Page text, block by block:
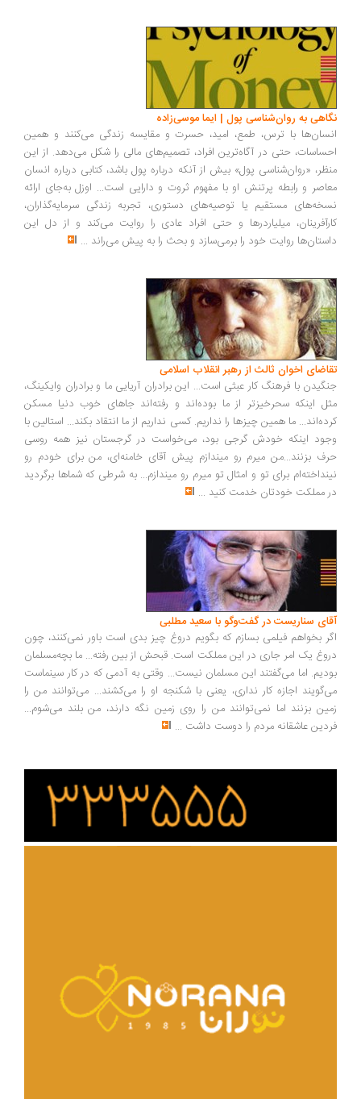
نگاهی به روان‌شناسی پول | ایما موسی‌زاده
انسان‌ها با ترس، طمع، امید، حسرت و مقایسه زندگی می‌کنند و همین
احساسات، حتی در آگاه‌ترین افراد، تصمیم‌های مالی را شکل می‌دهد. از این
منظر، «روان‌شناسی پول» بیش از آنکه درباره پول باشد، کتابی درباره انسان
معاصر و رابطه پرتنش او با مفهوم ثروت و دارایی است... اوزل به‌جای ارائه
نسخه‌های مستقیم یا توصیه‌های دستوری، تجربه زندگی سرمایه‌گذاران،
کارآفرینان، میلیاردرها و حتی افراد عادی را روایت می‌کند و از دل این
داستان‌ها روایت خود را برمی‌سازد و بحث را به پیش می‌راند ...
تقاضای اخوان ثالث از رهبر انقلاب اسلامی
جنگیدن با فرهنگ کار عبثی است... این برادران آریایی ما و برادران وایکینگ،
مثل اینکه سحرخیزتر از ما بوده‌اند و رفته‌اند جاهای خوب دنیا مسکن
کرده‌اند... ما همین چیزها را نداریم. کسی نداریم از ما انتقاد بکند... استالین با
وجود اینکه خودش گرجی بود، می‌خواست در گرجستان نیز همه روسی
حرف بزنند...من میرم رو میندازم پیش آقای خامنه‌ای، من برای خودم رو
نینداخته‌ام برای تو و امثال تو میرم رو میندازم... به شرطی که شماها برگردید
در مملکت خودتان خدمت کنید ...
آقای سناریست در گفت‌وگو با سعید مطلبی
اگر بخواهم فیلمی بسازم که بگویم دروغ چیز بدی است باور نمی‌کنند، چون
دروغ یک امر جاری در این مملکت است. قبحش از بین رفته... ما بچه‌مسلمان
بودیم. اما می‌گفتند این مسلمان نیست... وقتی به آدمی که در کار سینماست
می‌گویند اجازه کار نداری، یعنی با شکنجه او را می‌کشند... می‌توانند من را
زمین بزنند اما نمی‌توانند من را روی زمین نگه دارند، من بلند می‌شوم...
فردین عاشقانه مردم را دوست داشت ...